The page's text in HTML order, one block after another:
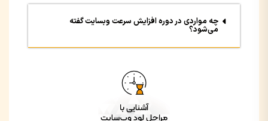
چه مواردی در دوره افزایش سرعت وبسایت گفته
می‌شود؟